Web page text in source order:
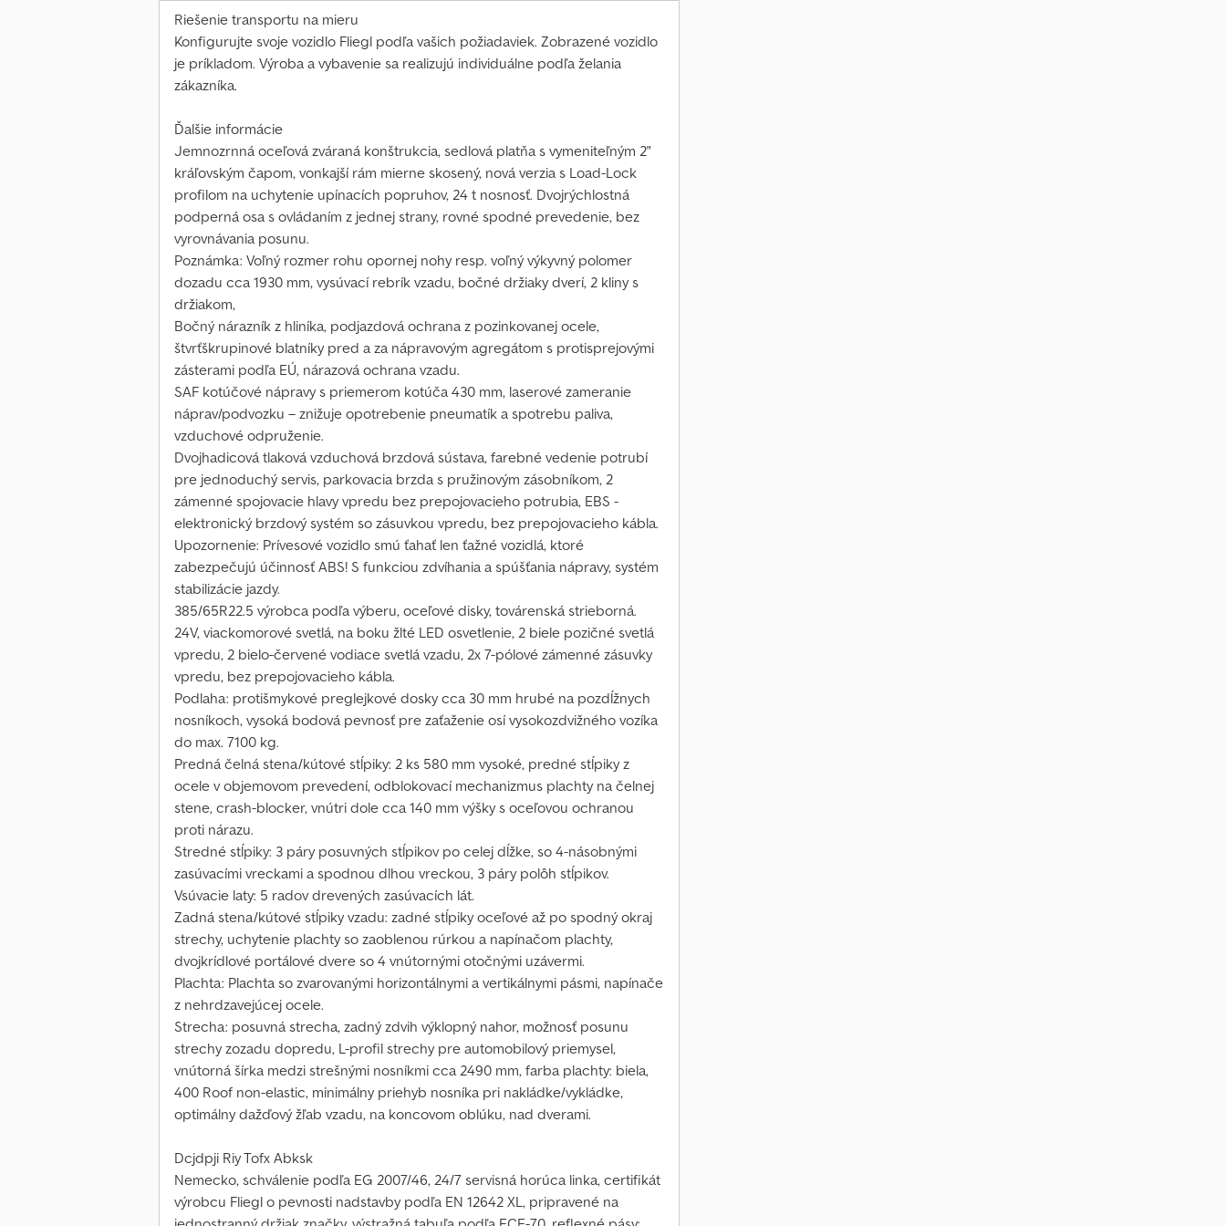
Riešenie transportu na mieru
Konfigurujte svoje vozidlo Fliegl podľa vašich požiadaviek. Zobrazené vozidlo
je príkladom. Výroba a vybavenie sa realizujú individuálne podľa želania
zákazníka.
Ďalšie informácie
Jemnozrnná oceľová zváraná konštrukcia, sedlová platňa s vymeniteľným 2"
kráľovským čapom, vonkajší rám mierne skosený, nová verzia s Load-Lock
profilom na uchytenie upínacích popruhov, 24 t nosnosť. Dvojrýchlostná
podperná osa s ovládaním z jednej strany, rovné spodné prevedenie, bez
vyrovnávania posunu.
Poznámka: Voľný rozmer rohu opornej nohy resp. voľný výkyvný polomer
dozadu cca 1930 mm, vysúvací rebrík vzadu, bočné držiaky dverí, 2 kliny s
držiakom,
Bočný nárazník z hliníka, podjazdová ochrana z pozinkovanej ocele,
štvrťškrupinové blatníky pred a za nápravovým agregátom s protisprejovými
zásterami podľa EÚ, nárazová ochrana vzadu.
SAF kotúčové nápravy s priemerom kotúča 430 mm, laserové zameranie
náprav/podvozku – znižuje opotrebenie pneumatík a spotrebu paliva,
vzduchové odpruženie.
Dvojhadicová tlaková vzduchová brzdová sústava, farebné vedenie potrubí
pre jednoduchý servis, parkovacia brzda s pružinovým zásobníkom, 2
zámenné spojovacie hlavy vpredu bez prepojovacieho potrubia, EBS -
elektronický brzdový systém so zásuvkou vpredu, bez prepojovacieho kábla.
Upozornenie: Prívesové vozidlo smú ťahať len ťažné vozidlá, ktoré
zabezpečujú účinnosť ABS! S funkciou zdvíhania a spúšťania nápravy, systém
stabilizácie jazdy.
385/65R22.5 výrobca podľa výberu, oceľové disky, továrenská strieborná.
24V, viackomorové svetlá, na boku žlté LED osvetlenie, 2 biele pozičné svetlá
vpredu, 2 bielo-červené vodiace svetlá vzadu, 2x 7-pólové zámenné zásuvky
vpredu, bez prepojovacieho kábla.
Podlaha: protišmykové preglejkové dosky cca 30 mm hrubé na pozdĺžnych
nosníkoch, vysoká bodová pevnosť pre zaťaženie osí vysokozdvižného vozíka
do max. 7100 kg.
Predná čelná stena/kútové stĺpiky: 2 ks 580 mm vysoké, predné stĺpiky z
ocele v objemovom prevedení, odblokovací mechanizmus plachty na čelnej
stene, crash-blocker, vnútri dole cca 140 mm výšky s oceľovou ochranou
proti nárazu.
Stredné stĺpiky: 3 páry posuvných stĺpikov po celej dĺžke, so 4-násobnými
zasúvacími vreckami a spodnou dlhou vreckou, 3 páry polôh stĺpikov.
Vsúvacie laty: 5 radov drevených zasúvacích lát.
Zadná stena/kútové stĺpiky vzadu: zadné stĺpiky oceľové až po spodný okraj
strechy, uchytenie plachty so zaoblenou rúrkou a napínačom plachty,
dvojkrídlové portálové dvere so 4 vnútornými otočnými uzávermi.
Plachta: Plachta so zvarovanými horizontálnymi a vertikálnymi pásmi, napínače
z nehrdzavejúcej ocele.
Strecha: posuvná strecha, zadný zdvih výklopný nahor, možnosť posunu
strechy zozadu dopredu, L-profil strechy pre automobilový priemysel,
vnútorná šírka medzi strešnými nosníkmi cca 2490 mm, farba plachty: biela,
400 Roof non-elastic, minimálny priehyb nosníka pri nakládke/vykládke,
optimálny dažďový žľab vzadu, na koncovom oblúku, nad dverami.
Dcjdpji Riy Tofx Abksk
Nemecko, schválenie podľa EG 2007/46, 24/7 servisná horúca linka, certifikát
výrobcu Fliegl o pevnosti nadstavby podľa EN 12642 XL, pripravené na